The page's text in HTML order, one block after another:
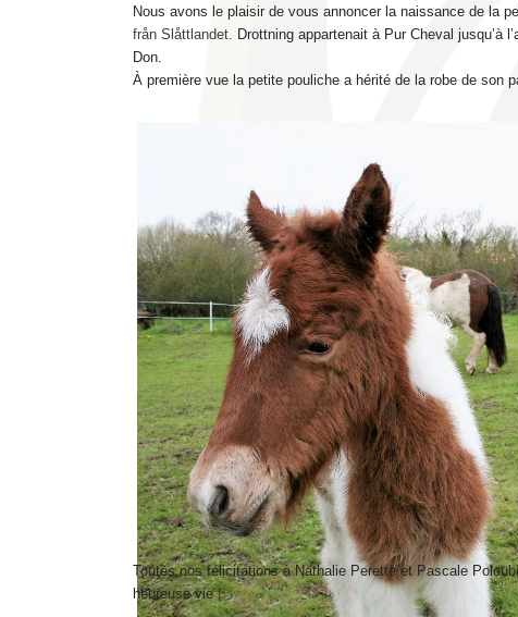
Nous avons le plaisir de vous annoncer la naissance de la
från Slåttlandet. Drottning appartenait à Pur Cheval jusqu’à
Don.
À première vue la petite pouliche a hérité de la robe de son
Toutes nos félicitations à Nathalie Perette et Pascale
heureuse vie !